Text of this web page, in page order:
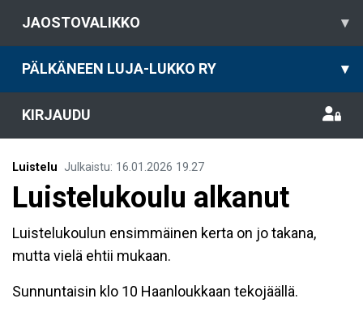
JAOSTOVALIKKO ▾
PÄLKÄNEEN LUJA-LUKKO RY ▾
KIRJAUDU
Luistelu Julkaistu: 16.01.2026 19.27
Luistelukoulu alkanut
Luistelukoulun ensimmäinen kerta on jo takana,
mutta vielä ehtii mukaan.
Sunnuntaisin klo 10 Haanloukkaan tekojäällä.